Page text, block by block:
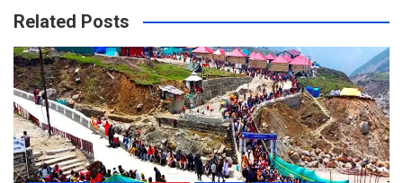
Related Posts